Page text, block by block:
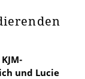
und Lucie